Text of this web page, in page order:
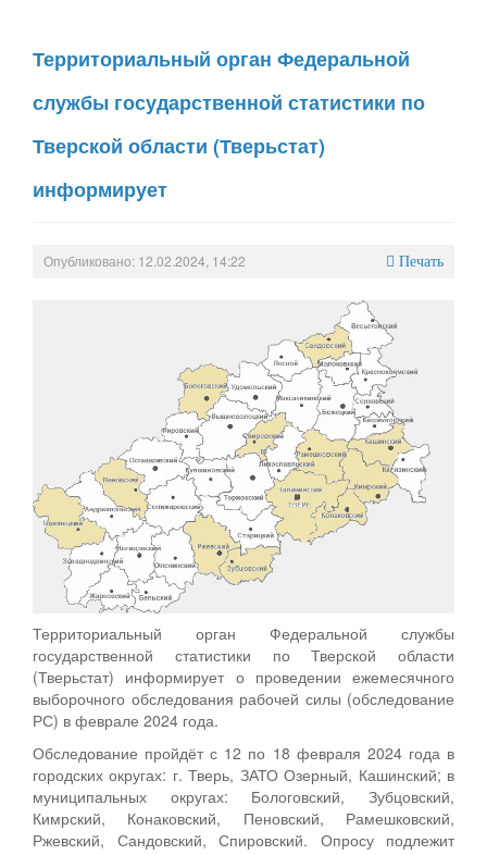
Территориальный орган Федеральной
службы государственной статистики по
Тверской области (Тверьстат)
информирует
Опубликовано: 12.02.2024, 14:22 Печать
Территориальный орган Федеральной службы
государственной статистики по Тверской области
(Тверьстат) информирует о проведении ежемесячного
выборочного обследования рабочей силы (обследование
РС) в феврале 2024 года.
Обследование пройдёт с 12 по 18 февраля 2024 года в
городских округах: г. Тверь, ЗАТО Озерный, Кашинский; в
муниципальных округах: Бологовский, Зубцовский,
Кимрский, Конаковский, Пеновский, Рамешковский,
Ржевский, Сандовский, Спировский. Опросу подлежит